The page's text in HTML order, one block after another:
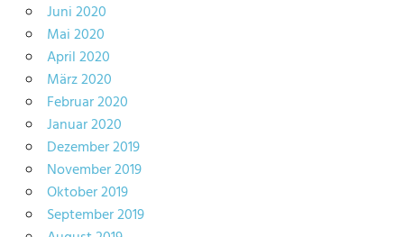
Juni 2020
Mai 2020
April 2020
März 2020
Februar 2020
Januar 2020
Dezember 2019
November 2019
Oktober 2019
September 2019